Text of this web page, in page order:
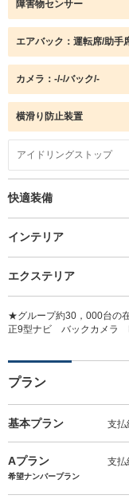
障害物センサー
エアバック：運転席/助手
カメラ：-/-/バック/-
横滑り防止装置
アイドリングストップ
快適装備
インテリア
エクステリア
★グループ約30，000台
正9型ナビ バックカメラ
プラン
基本プラン 支払
Aプラン 支払
希望ナンバープラン